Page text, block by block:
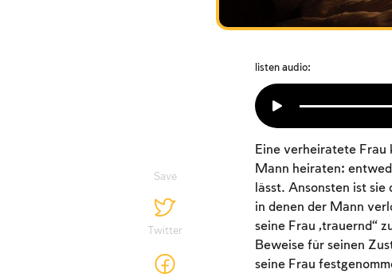
listen audio:
Save
Twitter
Eine verheiratete Frau
Mann heiraten:
lässt. Ansonsten ist
in denen der Mann
seine Frau „trauernd“
Beweise für seinen
seine Frau